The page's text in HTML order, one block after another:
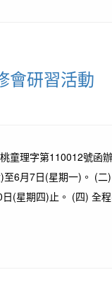
會研習活動
童理字第110012號函
6月7日(星期一)。 (二
(星期四)止。 (四) 全